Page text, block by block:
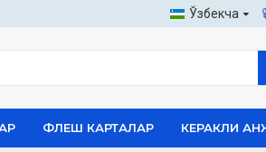
Ўзбекча
ФЛЕШ КАРТАЛАР КЕРАКЛИ